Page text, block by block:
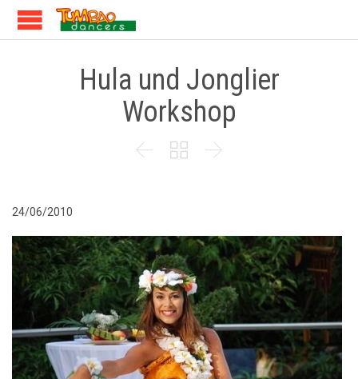
Hula und Jonglier
Workshop
  
24/06/2010